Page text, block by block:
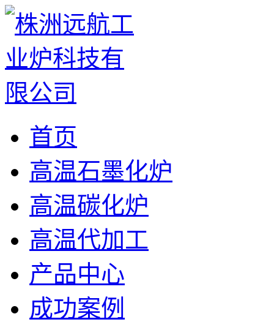
首页
高温石墨化炉
高温碳化炉
高温代加工
产品中心
成功案例